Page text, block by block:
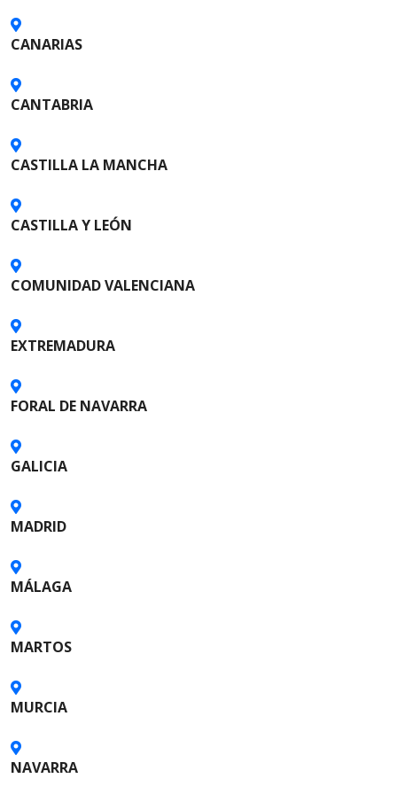
i
ó
n
d
e
l
o
s
p
u
e
s
t
o
s
CANARIAS
CANTABRIA
CASTILLA LA MANCHA
CASTILLA Y LEÓN
COMUNIDAD VALENCIANA
EXTREMADURA
FORAL DE NAVARRA
GALICIA
MADRID
MÁLAGA
MARTOS
MURCIA
NAVARRA